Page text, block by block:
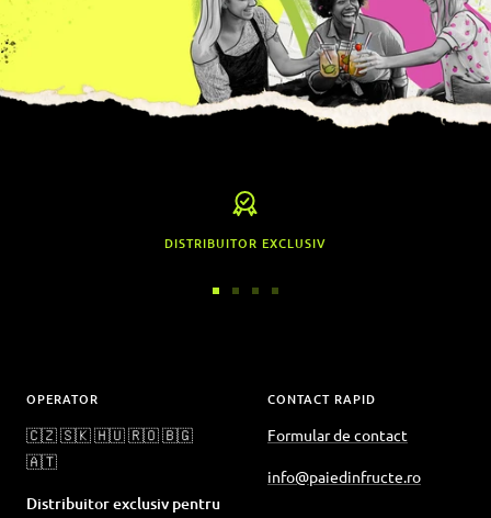
DISTRIBUITOR EXCLUSIV
OPERATOR
🇨🇿 🇸🇰 🇭🇺 🇷🇴 🇧🇬
🇦🇹
Distribuitor exclusiv pentru
CONTACT RAPID
Formular de contact
info@paiedinfructe.ro